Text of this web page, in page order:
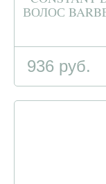
ВОЛОС
936 руб.